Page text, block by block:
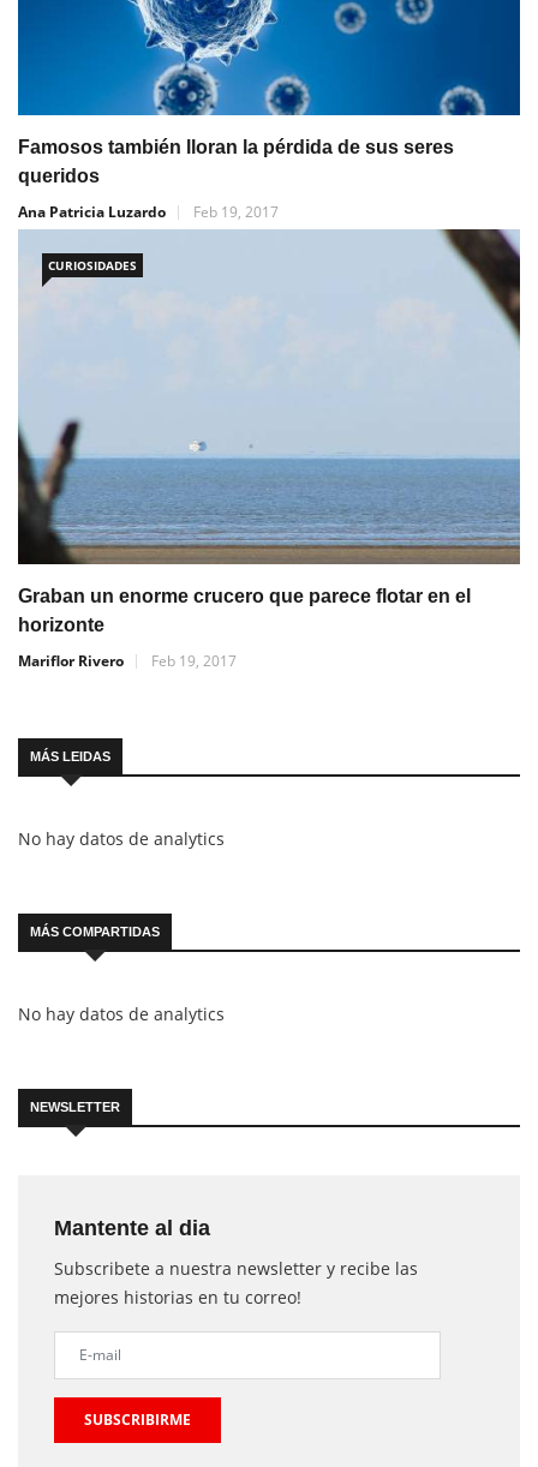
Famosos también lloran la pérdida de sus seres
queridos
Ana Patricia Luzardo
Feb 19, 2017
CURIOSIDADES
Graban un enorme crucero que parece flotar en el
horizonte
Mariflor Rivero
Feb 19, 2017
MÁS LEIDAS
No hay datos de analytics
MÁS COMPARTIDAS
No hay datos de analytics
NEWSLETTER
Mantente al dia
Subscribete a nuestra newsletter y recibe las
mejores historias en tu correo!
SUBSCRIBIRME